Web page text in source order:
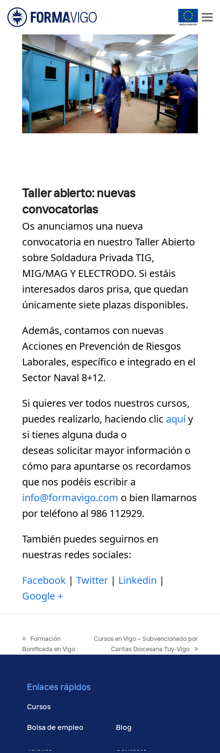
Taller abierto: nuevas
convocatorias
Os anunciamos una nueva
convocatoria en nuestro Taller Abierto
sobre Soldadura Privada TIG,
MIG/MAG Y ELECTRODO. Si estáis
interesados daros prisa, que quedan
únicamente siete plazas disponibles.
Además, contamos con nuevas
Acciones en Prevención de Riesgos
Laborales, específico e integrado en el
Sector Naval 8+12.
Si quieres ver todos nuestros cursos,
puedes realizarlo, haciendo clic aquíy
si tienes alguna duda o
deseas solicitar mayor información o
cómo para apuntarse os recordamos
que nos podéis escribir a
info@formavigo.com o bien llamarnos
por teléfono al 986 112929.
También puedes seguirnos en
nuestras redes sociales:
Facebook | Twitter| Linkedin |
Google +
previous
post:
Formación
Bonificada en Vigo
next
Cursos en Vigo – Subvencionado por
Caritas Diocesana Tuy-Vigo
Enlaces rápidos
Cursos
Bolsa de empleo
Talento
Blog
Contacto